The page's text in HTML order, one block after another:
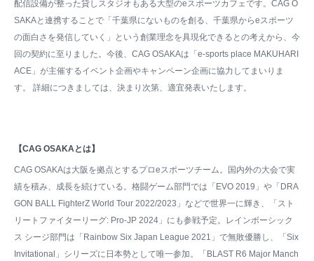
配信設備が整った貸しスタジオもある大型のeスポーツカフェです。CAG O
SAKAと連携することで「千葉県にないものを創る、千葉県からeスポーツ
の面白さを発信していく」という創業理念を具現化できるとの考えから、今
回の契約に至りました。今後、CAG OSAKAは「e-sports place MAKUHARI
ACE」が主催するイベント企画やキャンペーン企画に協力してまいりま
す。 詳細につきましては、決まり次第、適宜発表いたします。
【CAG OSAKAとは】
CAG OSAKAは大阪を拠点とするプロeスポーツチーム。国内外の大会で実
績を積み、成長を続けている。格闘ゲーム部門では「EVO 2019」や「DRA
GON BALL FighterZ World Tour 2022/2023」などで世界一に輝き、「スト
リートファイターリーグ: Pro-JP 2024」にも参戦予定。レインボーシック
ス シージ部門は「Rainbow Six Japan League 2021」で無敗優勝し、「Six
Invitational」シリーズに日本勢として唯一参加。「BLAST R6 Major Manch